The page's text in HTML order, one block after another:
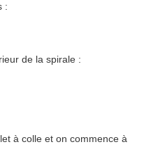
:
de la spirale :
à colle et on commence à